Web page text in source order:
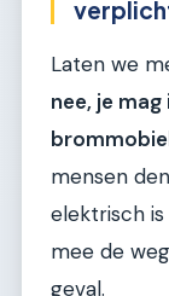
Laten we
nee, je
mensen
elektrisch
mee de
geval.